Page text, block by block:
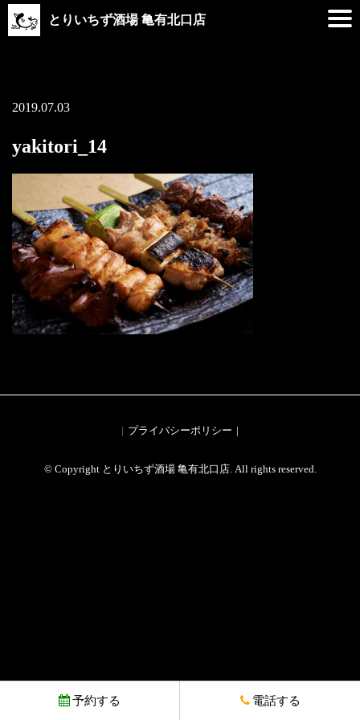
とりいちず酒場 亀有北口店
2019.07.03
yakitori_14
プライバシーポリシー
© Copyright とりいちず酒場 亀有北口店. All rights reserved.
予約する 電話する